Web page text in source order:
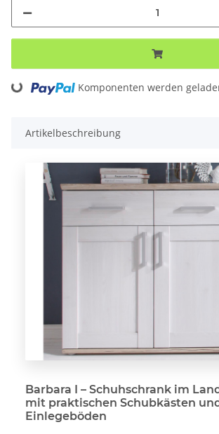
Loading... Komponenten werden
Artikelbeschreibung
Barbara I – Schuhschrank im
mit praktischen Schubkästen
Einlegeböden